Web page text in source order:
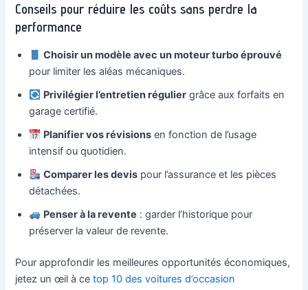
Conseils pour réduire les coûts sans perdre la
performance
Choisir un modèle avec un moteur turbo éprouvé
pour limiter les aléas mécaniques.
Privilégier l’entretien régulier grâce aux forfaits en
garage certifié.
Planifier vos révisions en fonction de l’usage
intensif ou quotidien.
Comparer les devis pour l’assurance et les pièces
détachées.
Penser à la revente : garder l’historique pour
préserver la valeur de revente.
Pour approfondir les meilleures opportunités économiques,
jetez un œil à cetop 10 des voitures d’occasion